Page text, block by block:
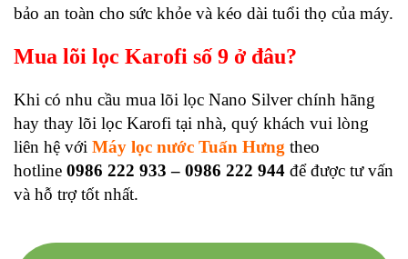
bảo an toàn cho sức khỏe và kéo dài tuổi thọ của máy.
Mua lõi lọc Karofi số 9 ở đâu?
Khi có nhu cầu mua lõi lọc Nano Silver chính hãng
hay thay lõi lọc Karofi tại nhà, quý khách vui lòng
liên hệ với Máy lọc nước Tuấn Hưng theo
hotline 0986 222 933 – 0986 222 944 để được tư vấn
và hỗ trợ tốt nhất.